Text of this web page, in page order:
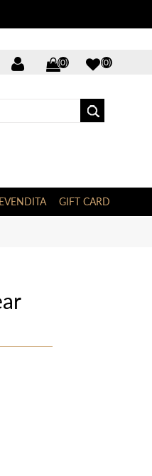
(0) (0)
GIFT CARD